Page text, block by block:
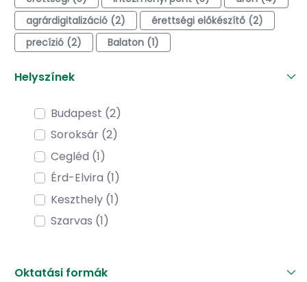
agrárdigitalizáció (2)
érettségi előkészítő (2)
precízió (2)
Balaton (1)
Helyszínek
Budapest (2)
Soroksár (2)
Cegléd (1)
Érd-Elvira (1)
Keszthely (1)
Szarvas (1)
Oktatási formák